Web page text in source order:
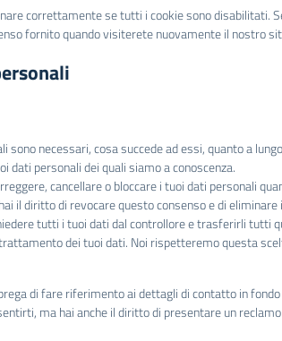
correttamente se tutti i cookie sono disabilitati.
fornito quando visiterete nuovamente il nostro
sono necessari, cosa succede ad essi, quanto a
dati personali dei quali siamo a conoscenza.
cancellare o bloccare i tuoi dati personali
il diritto di revocare questo consenso e di
tutti i tuoi dati dal controllore e trasferirli tutti
dei tuoi dati. Noi rispetteremo questa
di fare riferimento ai dettagli di contatto in fondo
ma hai anche il diritto di presentare un